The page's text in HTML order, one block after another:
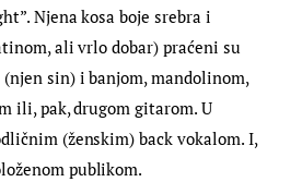
Njena kosa boje srebra i
ali vrlo dobar) praćeni su
sin) i banjom, mandolinom,
ili, pak, drugom gitarom. U
(ženskim) back vokalom. I,
publikom.